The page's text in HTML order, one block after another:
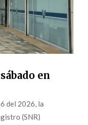
en
del 2026, la
(SNR)